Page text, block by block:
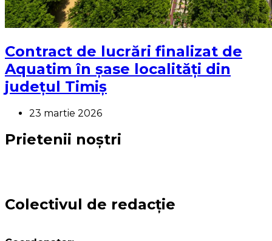
Contract de lucrări finalizat de
Aquatim în șase localități din
județul Timiș
23 martie 2026
Prietenii noștri
Colectivul de redacție